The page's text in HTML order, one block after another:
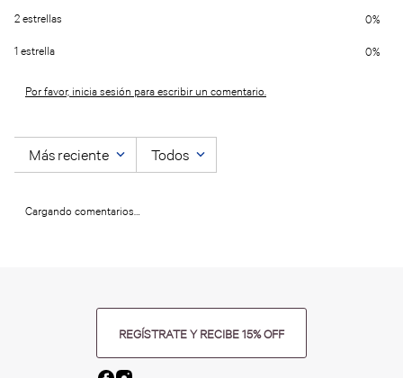
2 estrellas 0%
1 estrella 0%
Por favor, inicia sesión para escribir un comentario.
Más reciente Todos
Cargando comentarios…
REGÍSTRATE Y RECIBE 15% OFF